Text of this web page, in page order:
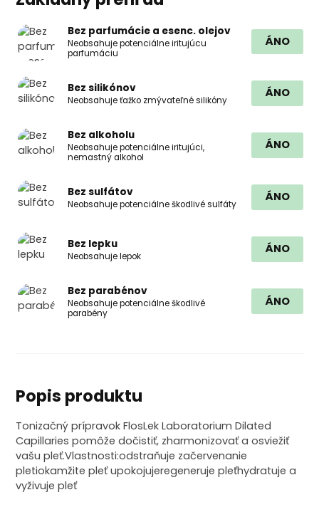
Bez parfumácie a esenc. olejov
Neobsahuje potenciálne iritujúcu
parfumáciu
ÁNO
Bez silikónov
Neobsahuje ťažko zmývateľné silikóny
ÁNO
Bez alkoholu
Neobsahuje potenciálne iritujúci,
nemastný alkohol
ÁNO
Bez sulfátov
Neobsahuje potenciálne škodlivé sulfáty
ÁNO
Bez lepku
Neobsahuje lepok
ÁNO
Bez parabénov
Neobsahuje potenciálne škodlivé
parabény
ÁNO
Popis produktu
Tonizačný prípravok FlosLek Laboratorium Dilated
Capillaries pomôže dočistiť, zharmonizovať a osviežiť
vašu pleť.Vlastnosti:odstraňuje začervenanie
pletiokamžite pleť upokojujeregeneruje pleťhydratuje a
vyživuje pleť